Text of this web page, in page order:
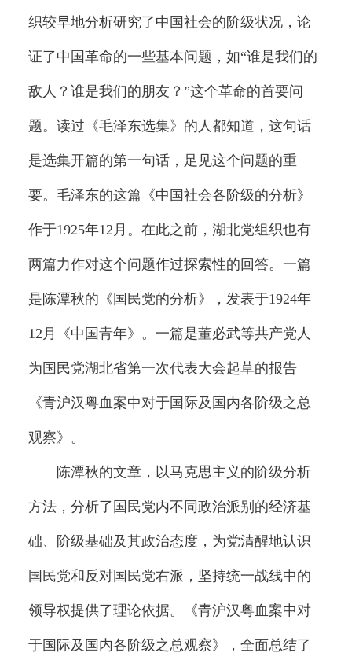
织较早地分析研究了中国社会的阶级状况，论
证了中国革命的一些基本问题，如“谁是我们的
敌人？谁是我们的朋友？”这个革命的首要问
题。读过《毛泽东选集》的人都知道，这句话
是选集开篇的第一句话，足见这个问题的重
要。毛泽东的这篇《中国社会各阶级的分析》
作于1925年12月。在此之前，湖北党组织也有
两篇力作对这个问题作过探索性的回答。一篇
是陈潭秋的《国民党的分析》，发表于1924年
12月《中国青年》。一篇是董必武等共产党人
为国民党湖北省第一次代表大会起草的报告
《青沪汉粤血案中对于国际及国内各阶级之总
观察》。
陈潭秋的文章，以马克思主义的阶级分析
方法，分析了国民党内不同政治派别的经济基
础、阶级基础及其政治态度，为党清醒地认识
国民党和反对国民党右派，坚持统一战线中的
领导权提供了理论依据。《青沪汉粤血案中对
于国际及国内各阶级之总观察》，全面总结了